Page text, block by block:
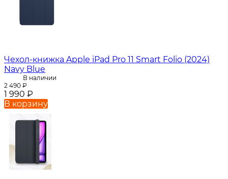
Чехол-книжка Apple iPad Pro 11 Smart Folio (2024)
Navy Blue
В наличии
2 490 ₽
1 990 ₽
В корзину